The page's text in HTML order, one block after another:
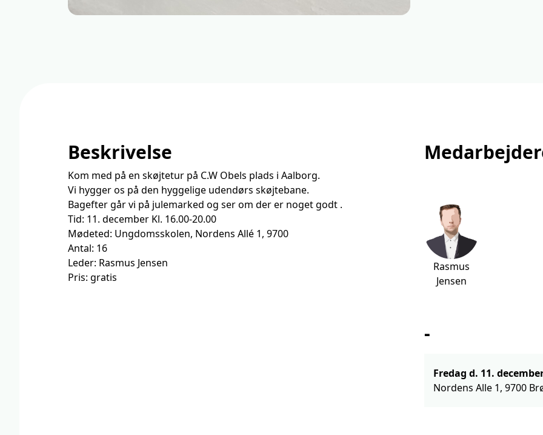
Beskrivelse
Kom med på en skøjtetur på C.W Obels plads i Aalborg.
Vi hygger os på den hyggelige udendørs skøjtebane.
Bagefter går vi på julemarked og ser om der er noget godt .
Tid: 11. december Kl. 16.00-20.00
Mødeted: Ungdomsskolen, Nordens Allé 1, 9700
Antal: 16
Leder: Rasmus Jensen
Pris: gratis
Rasmus
Jensen
-
Nordens Alle 1, 9700